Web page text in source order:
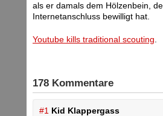
als er damals dem Hölzenbein,
Internetanschluss bewilligt hat.
Youtube kills traditional scouting
178 Kommentare
#1 Kid Klappergass